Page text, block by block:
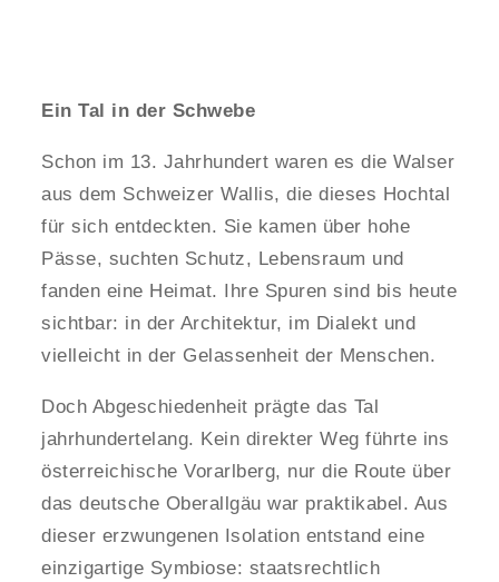
Ein Tal in der Schwebe
Schon im 13. Jahrhundert waren es die Walser
aus dem Schweizer Wallis, die dieses Hochtal
für sich entdeckten. Sie kamen über hohe
Pässe, suchten Schutz, Lebensraum und
fanden eine Heimat. Ihre Spuren sind bis heute
sichtbar: in der Architektur, im Dialekt und
vielleicht in der Gelassenheit der Menschen.
Doch Abgeschiedenheit prägte das Tal
jahrhundertelang. Kein direkter Weg führte ins
österreichische Vorarlberg, nur die Route über
das deutsche Oberallgäu war praktikabel. Aus
dieser erzwungenen Isolation entstand eine
einzigartige Symbiose: staatsrechtlich